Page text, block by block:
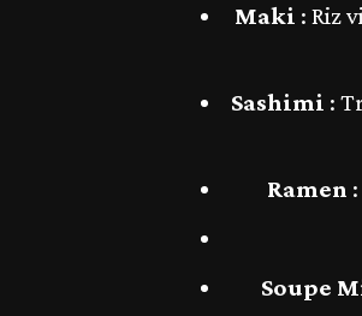
Maki : Riz
Sashimi :
Ramen
Soupe